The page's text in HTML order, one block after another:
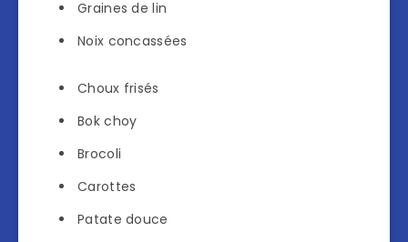
Graines de lin
Noix concassées
Choux frisés
Bok choy
Brocoli
Carottes
Patate douce